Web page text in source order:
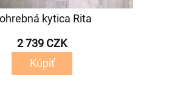
kytica Rita
2 739 CZK
Kúpiť